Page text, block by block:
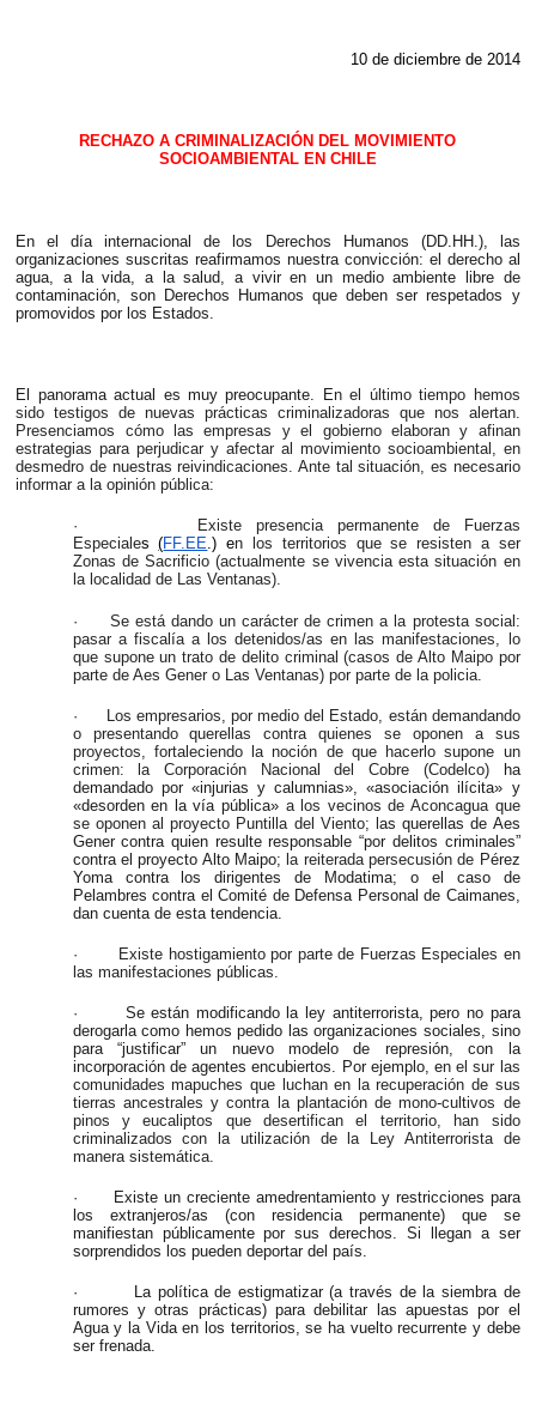
10 de diciembre de 2014
RECHAZO A CRIMINALIZACIÓN DEL MOVIMIENTO
SOCIOAMBIENTAL EN CHILE
En el día internacional de los Derechos Humanos (DD.HH.), las
organizaciones suscritas reafirmamos nuestra convicción: el derecho al
agua, a la vida, a la salud, a vivir en un medio ambiente libre de
contaminación, son Derechos Humanos que deben ser respetados y
promovidos por los Estados.
El panorama actual es muy preocupante. En el último tiempo hemos
sido testigos de nuevas prácticas criminalizadoras que nos alertan.
Presenciamos cómo las empresas y el gobierno elaboran y afinan
estrategias para perjudicar y afectar al movimiento socioambiental, en
desmedro de nuestras reivindicaciones. Ante tal situación, es necesario
informar a la opinión pública:
·
Existe presencia permanente de Fuerzas
Especiales(FF.EE.) en los territorios que se resisten a ser
Zonas de Sacrificio (actualmente se vivencia esta situación en
la localidad de Las Ventanas).
·
Se está dando un carácter de crimen a la protesta social:
pasar a fiscalía a los detenidos/as en las manifestaciones, lo
que supone un trato de delito criminal (casos de Alto Maipo por
parte de Aes Gener o Las Ventanas) por parte de la policia.
·
Los empresarios, por medio del Estado, están demandando
o presentando querellas contra quienes se oponen a sus
proyectos, fortaleciendo la noción de que hacerlo supone un
crimen: la Corporación Nacional del Cobre (Codelco) ha
demandado por «injurias y calumnias», «asociación ilícita» y
«desorden en la vía pública» a los vecinos de Aconcagua que
se oponen al proyecto Puntilla del Viento; las querellas de Aes
Gener contra quien resulte responsable “por delitos criminales”
contra el proyecto Alto Maipo;la reiterada persecusión de Pérez
Yoma contra los dirigentes de Modatima; o el caso de
Pelambres contra el Comité de Defensa Personal de Caimanes,
dan cuenta de esta tendencia.
·
Existe hostigamiento por parte de Fuerzas Especiales en
las manifestaciones públicas.
·
Se están modificando la ley antiterrorista, pero no para
derogarla como hemos pedido las organizaciones sociales, sino
para “justificar” un nuevo modelo de represión, con la
incorporación de agentes encubiertos. Por ejemplo, en el sur las
comunidades mapuches que luchan en la recuperación de sus
tierras ancestrales y contra la plantación de mono-cultivos de
pinos y eucaliptos que desertifican el territorio, han sido
criminalizados con la utilización de la Ley Antiterrorista de
manera sistemática.
·
Existe un creciente amedrentamiento y restricciones para
los extranjeros/as (con residencia permanente) que se
manifiestan públicamente por sus derechos. Si llegan a ser
sorprendidos los pueden deportar del país.
·
La política de estigmatizar (a través de la siembra de
rumores y otras prácticas) para debilitar las apuestas por el
Agua y la Vida en los territorios, se ha vuelto recurrente y debe
ser frenada.